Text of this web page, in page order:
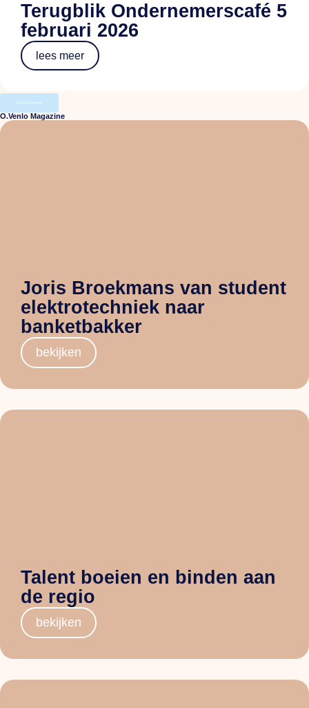
Terugblik Ondernemerscafé 5
februari 2026
lees meer
alle berichten bekijken
O.Venlo Magazine
Joris Broekmans van student
elektrotechniek naar
banketbakker
bekijken
Talent boeien en binden aan
de regio
bekijken